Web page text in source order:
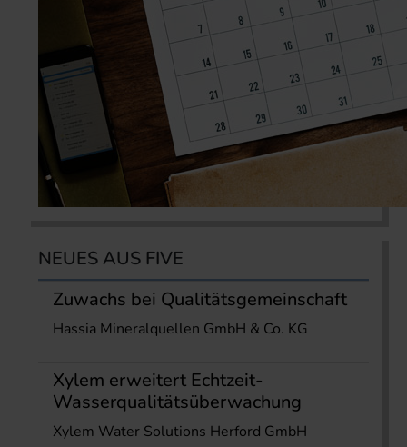
NEUES AUS FIVE
Zuwachs bei Qualitätsgemeinschaft
Hassia Mineralquellen GmbH & Co. KG
Xylem erweitert Echtzeit-
Wasserqualitätsüberwachung
Xylem Water Solutions Herford GmbH